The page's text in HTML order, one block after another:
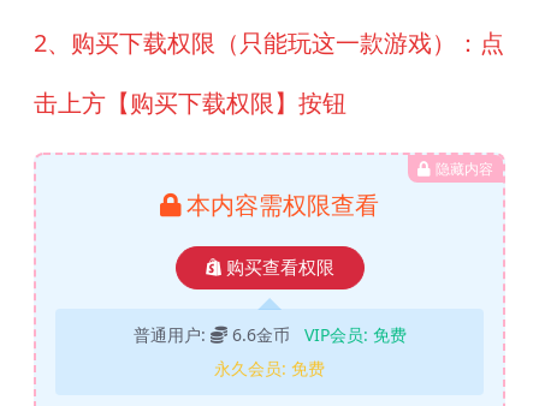
2、购买下载权限（只能玩这一款游戏）：点
击上方【购买下载权限】按钮
隐藏内容
本内容需权限查看
购买查看权限
普通用户: 6.6金币 VIP会员: 免费
永久会员: 免费